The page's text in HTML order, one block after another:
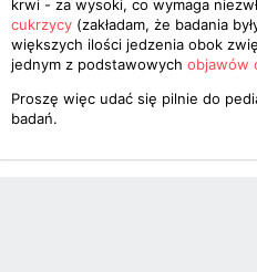
krwi - za wysoki, co wymaga
cukrzycy (zakładam, że badania
większych ilości jedzenia obok
jednym z podstawowych objawów
Proszę więc udać się pilnie do
badań.